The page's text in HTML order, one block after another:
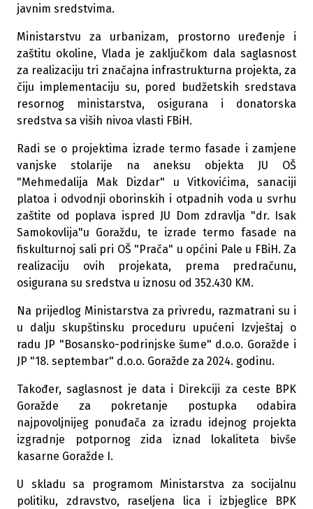
javnim sredstvima.
Ministarstvu za urbanizam, prostorno uređenje i
zaštitu okoline, Vlada je zaključkom dala saglasnost
za realizaciju tri značajna infrastrukturna projekta, za
čiju implementaciju su, pored budžetskih sredstava
resornog ministarstva, osigurana i donatorska
sredstva sa viših nivoa vlasti FBiH.
Radi se o projektima izrade termo fasade i zamjene
vanjske stolarije na aneksu objekta JU OŠ
"Mehmedalija Mak Dizdar" u Vitkovićima, sanaciji
platoa i odvodnji oborinskih i otpadnih voda u svrhu
zaštite od poplava ispred JU Dom zdravlja "dr. Isak
Samokovlija"u Goraždu, te izrade termo fasade na
fiskulturnoj sali pri OŠ "Prača" u općini Pale u FBiH. Za
realizaciju ovih projekata, prema predračunu,
osigurana su sredstva u iznosu od 352.430 KM.
Na prijedlog Ministarstva za privredu, razmatrani su i
u dalju skupštinsku proceduru upućeni Izvještaj o
radu JP "Bosansko-podrinjske šume" d.o.o. Goražde i
JP "18. septembar" d.o.o. Goražde za 2024. godinu.
Također, saglasnost je data i Direkciji za ceste BPK
Goražde za pokretanje postupka odabira
najpovoljnijeg ponuđača za izradu idejnog projekta
izgradnje potpornog zida iznad lokaliteta bivše
kasarne Goražde I.
U skladu sa programom Ministarstva za socijalnu
politiku, zdravstvo, raseljena lica i izbjeglice BPK